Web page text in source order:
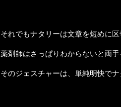
それでもナタリーは文章を短めに
薬剤師はさっぱりわからないと両手
そのジェスチャーは、単純明快で